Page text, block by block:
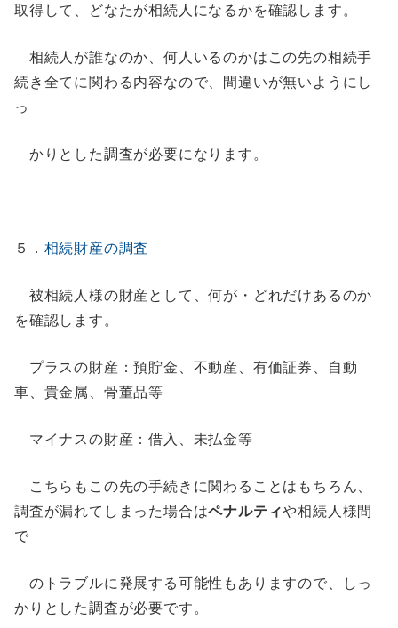
取得して、どなたが相続人になるかを確認します。
相続人が誰なのか、何人いるのかはこの先の相続手
続き全てに関わる内容なので、間違いが無いようにし
っ
かりとした調査が必要になります。
５． 相続財産の調査
被相続人様の財産として、何が・どれだけあるのか
を確認します。
プラスの財産：預貯金、不動産、有価証券、自動
車、貴金属、骨董品等
マイナスの財産：借入、未払金等
こちらもこの先の手続きに関わることはもちろん、
調査が漏れてしまった場合はペナルティや相続人様間
で
のトラブルに発展する可能性もありますので、しっ
かりとした調査が必要です。